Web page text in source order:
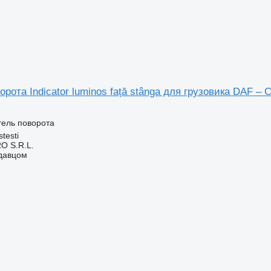
Indicator luminos față stânga для грузовика DAF –
поворота
S.R.L.